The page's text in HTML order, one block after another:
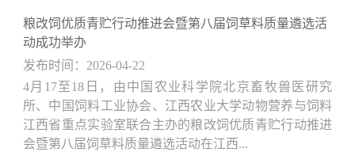
粮改饲优质青贮行动推进会暨第八届饲草料质量遴选活
动成功举办
发布时间：2026-04-22
4月17至18日，由中国农业科学院北京畜牧兽医研究
所、中国饲料工业协会、江西农业大学动物营养与饲料
江西省重点实验室联合主办的粮改饲优质青贮行动推进
会暨第八届饲草料质量遴选活动在江西...